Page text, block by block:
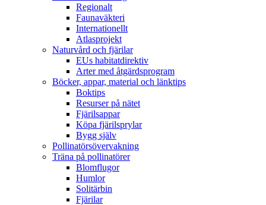
Regionalt
Faunaväkteri
Internationellt
Atlasprojekt
Naturvård och fjärilar
EUs habitatdirektiv
Arter med åtgärdsprogram
Böcker, appar, material och länktips
Boktips
Resurser på nätet
Fjärilsappar
Köpa fjärilsprylar
Bygg själv
Pollinatörsövervakning
Träna på pollinatörer
Blomflugor
Humlor
Solitärbin
Fjärilar